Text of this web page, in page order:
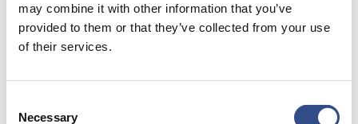
may combine it with other information that you’ve
provided to them or that they’ve collected from your use
of their services.
Selection
Necessary
lastig zijn als…